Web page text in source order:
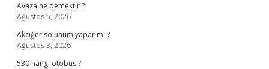
Avaza ne demektir ?
Ağustos 5, 2026
Akciğer solunum yapar mı ?
Ağustos 3, 2026
530 hangi otobüs ?